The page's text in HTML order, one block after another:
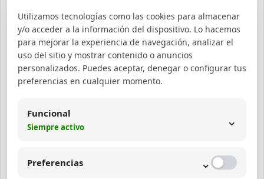
calidad.
Complementa la compresión con otras
técnicas de optimización web, como el uso de
CDN, lazy loading y cache.
Evalúa periódicamente tu rendimiento web
Insights para identificar áreas de mejora.
Integración de TinyPNG en
proyectos de diseño web y
Utilizamos tecnologías como las cookies para almacenar
y/o acceder a la información del dispositivo. Lo hacemos
para mejorar la experiencia de navegación, analizar el
uso del sitio y mostrar contenido o anuncios
personalizados. Puedes aceptar, denegar o configurar tus
preferencias en cualquier momento.
Funcional
Siempre activo ⌄
Preferencias ⌄